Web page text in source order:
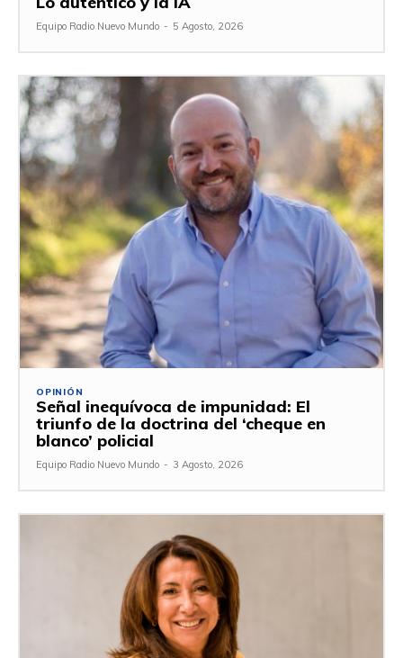
Equipo Radio Nuevo Mundo - 5 Agosto, 2026
OPINIÓN
Señal inequívoca de impunidad: El
triunfo de la doctrina del ‘cheque en
blanco’ policial
Equipo Radio Nuevo Mundo - 3 Agosto, 2026